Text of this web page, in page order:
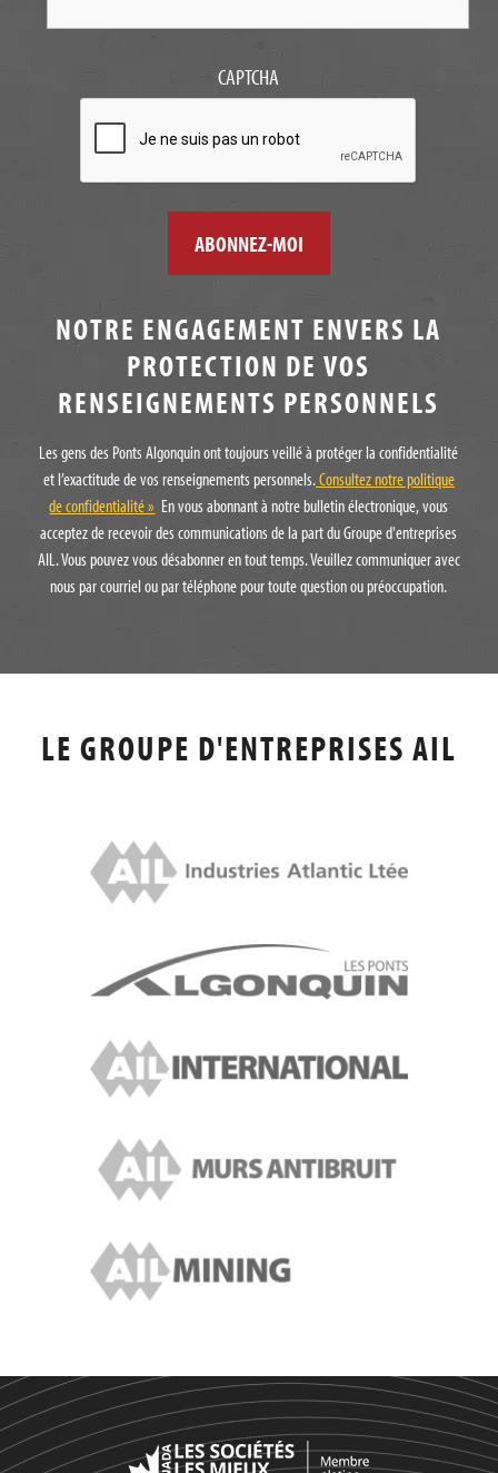
CAPTCHA
NOTRE ENGAGEMENT ENVERS LA
PROTECTION DE VOS
RENSEIGNEMENTS PERSONNELS
Les gens des Ponts Algonquin ont toujours veillé à protéger la confidentialité
et l’exactitude de vos renseignements personnels.Consultez notre politique
de confidentialité » En vous abonnant à notre bulletin électronique, vous
acceptez de recevoir des communications de la part du Groupe d'entreprises
AIL. Vous pouvez vous désabonner en tout temps. Veuillez communiquer avec
nous par courriel ou par téléphone pour toute question ou préoccupation.
LE GROUPE D'ENTREPRISES AIL